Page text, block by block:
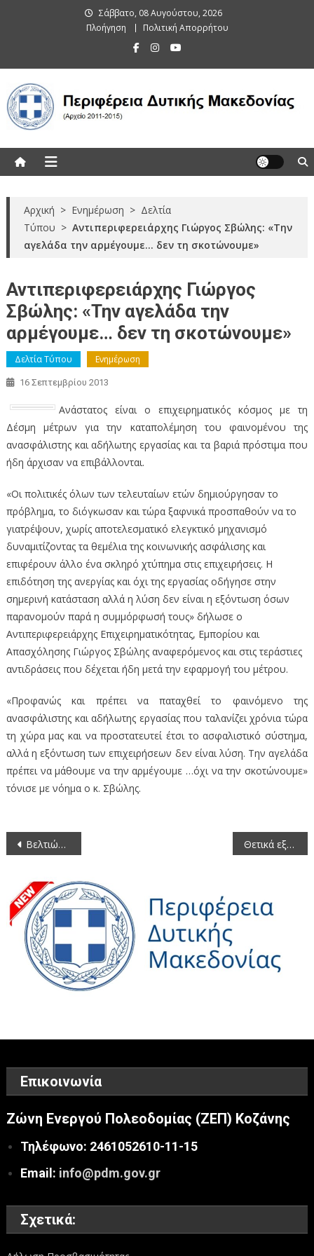
Σάββατο, 08 Αυγούστου, 2026
Πλοήγηση
Πολιτική Απορρήτου
Αρχική > Ενημέρωση > Δελτία
Τύπου > Αντιπεριφερειάρχης Γιώργος Σβώλης: «Την
αγελάδα την αρμέγουμε… δεν τη σκοτώνουμε»
Αντιπεριφερειάρχης Γιώργος
Σβώλης: «Την αγελάδα την
αρμέγουμε… δεν τη σκοτώνουμε»
Δελτία Τύπου Ενημέρωση
16 Σεπτεμβρίου 2013
Ανάστατος είναι ο επιχειρηματικός κόσμος με τη
Δέσμη μέτρων για την καταπολέμηση του φαινομένου της
ανασφάλιστης και αδήλωτης εργασίας και τα βαριά πρόστιμα που
ήδη άρχισαν να επιβάλλονται.
«Οι πολιτικές όλων των τελευταίων ετών δημιούργησαν το
πρόβλημα, το διόγκωσαν και τώρα ξαφνικά προσπαθούν να το
γιατρέψουν, χωρίς αποτελεσματικό ελεγκτικό μηχανισμό
δυναμιτίζοντας τα θεμέλια της κοινωνικής ασφάλισης και
επιφέρουν άλλο ένα σκληρό χτύπημα στις επιχειρήσεις. Η
επιδότηση της ανεργίας και όχι της εργασίας οδήγησε στην
σημερινή κατάσταση αλλά η λύση δεν είναι η εξόντωση όσων
παρανομούν παρά η συμμόρφωσή τους» δήλωσε ο
Αντιπεριφερειάρχης Επιχειρηματικότητας, Εμπορίου και
Απασχόλησης Γιώργος Σβώλης αναφερόμενος και στις τεράστιες
αντιδράσεις που δέχεται ήδη μετά την εφαρμογή του μέτρου.
«Προφανώς και πρέπει να παταχθεί το φαινόμενο της
ανασφάλιστης και αδήλωτης εργασίας που ταλανίζει χρόνια τώρα
τη χώρα μας και να προστατευτεί έτσι το ασφαλιστικό σύστημα,
αλλά η εξόντωση των επιχειρήσεων δεν είναι λύση. Την αγελάδα
πρέπει να μάθουμε να την αρμέγουμε …όχι να την σκοτώνουμε»
τόνισε με νόημα ο κ. Σβώλης.
Πλοήγηση
Βελτιώνεται η Εθνική Οδός στο τμήμα Κοζάνη – Κόμβος Καλαμιάς Θετικά εξελίσσεται η πορεία των έργων στο Δήμο Εορδαίας
Επικοινωνία
Ζώνη Ενεργού Πολεοδομίας (ΖΕΠ) Κοζάνης
Τηλέφωνο: 2461052610-11-15
Email: info@pdm.gov.gr
Σχετικά: